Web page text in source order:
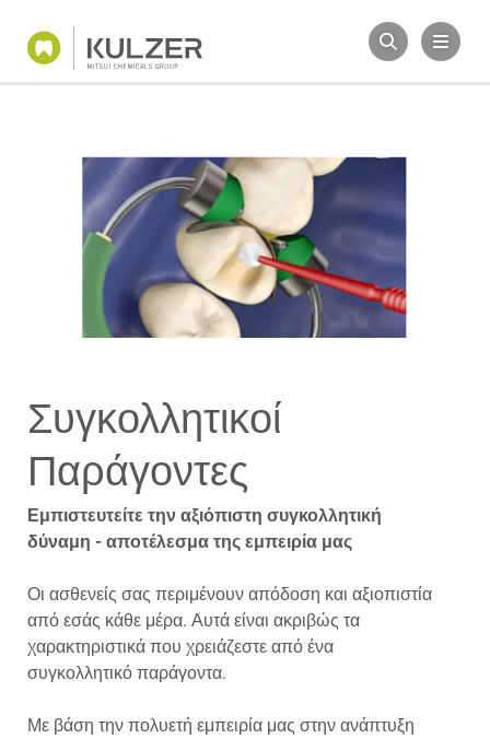
Συγκολλητικοί
Παράγοντες
Εμπιστευτείτε την αξιόπιστη συγκολλητική
δύναμη - αποτέλεσμα της εμπειρία μας
Οι ασθενείς σας περιμένουν απόδοση και αξιοπιστία
από εσάς κάθε μέρα. Αυτά είναι ακριβώς τα
χαρακτηριστικά που χρειάζεστε από ένα
συγκολλητικό παράγοντα.
Με βάση την πολυετή εμπειρία μας στην ανάπτυξη